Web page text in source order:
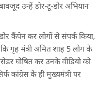
उन्हें डोर-टू-डोर अभियान
कैंपेन कर लोगों से संपर्क किया,
गृह मंत्री अमित शाह 5 लोग के
घोषित कर उनके वीडियो को
कांग्रेस के ही मुख्यमंत्री पर